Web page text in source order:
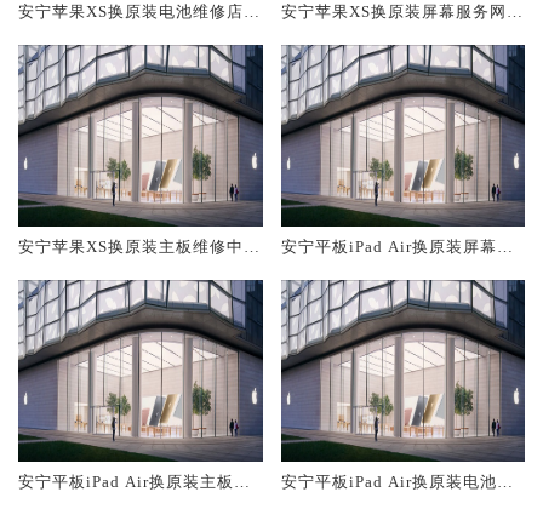
安宁苹果XS换原装电池维修店大
安宁苹果XS换原装屏幕服务网点
安宁苹果XS换原装主板维修中心
安宁平板iPad Air换原装屏幕服
安宁平板iPad Air换原装主板维
安宁平板iPad Air换原装电池维